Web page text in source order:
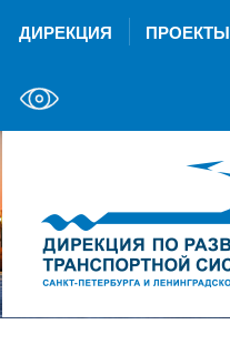
ДИРЕКЦИЯ ПРОЕКТЫ